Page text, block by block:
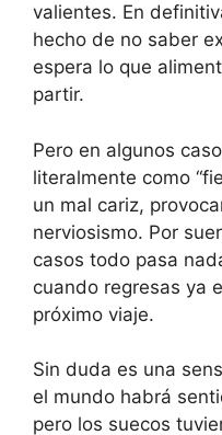
valientes. En
hecho de no saber
espera lo que
partir.
Pero en algunos
literalmente como
un mal cariz,
nerviosismo. Por
casos todo pasa
cuando regresas ya
próximo viaje.
Sin duda es una
el mundo habrá
pero los suecos